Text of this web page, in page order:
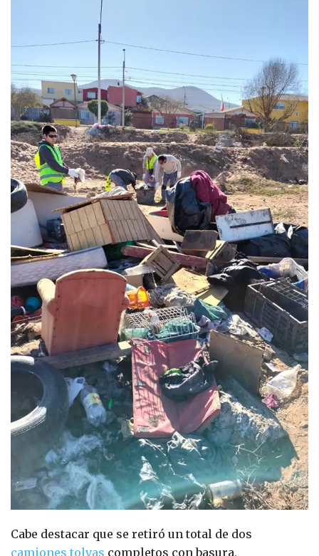
Cabe destacar que se retiró un total de dos
camiones tolvas completos con basura,